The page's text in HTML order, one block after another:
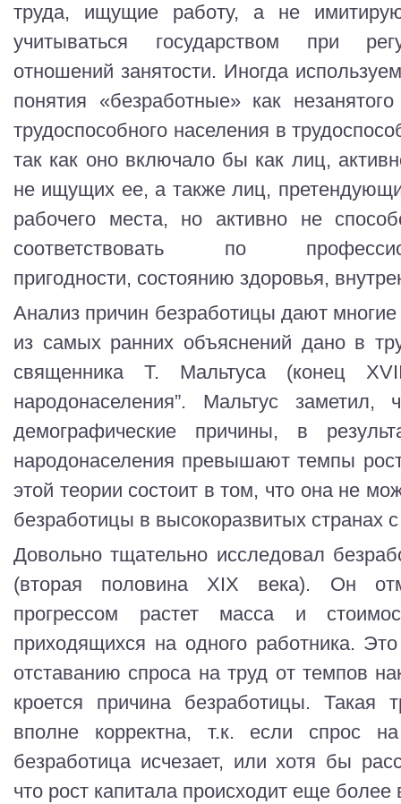
труда, ищущие работу, а не
учитываться государством при
отношений занятости. Иногда
понятия «безработные» как
трудоспособного населения в
так как оно включало бы как лиц,
не ищущих ее, а также лиц,
рабочего места, но активно не
соответствовать по
пригодности, состоянию здоровья,
Анализ причин безработицы дают
из самых ранних объяснений дано в
священника Т. Мальтуса (конец
народонаселения”. Мальтус заметил,
демографические причины, в
народонаселения превышают темпы
этой теории состоит в том, что она не
безработицы в высокоразвитых странах
Довольно тщательно исследовал
(вторая половина XIX века). Он
прогрессом растет масса и
приходящихся на одного работника.
отставанию спроса на труд от темпов
кроется причина безработицы. Такая
вполне корректна, т.к. если спрос
безработица исчезает, или хотя бы
что рост капитала происходит еще